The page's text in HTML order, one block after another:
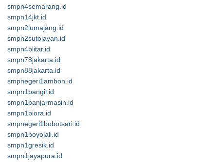
smpn4semarang.id
smpn14jkt.id
smpn2lumajang.id
smpn2sutojayan.id
smpn4blitar.id
smpn78jakarta.id
smpn88jakarta.id
smpnegeri1ambon.id
smpn1bangil.id
smpn1banjarmasin.id
smpn1biora.id
smpnegeri1bobotsari.id
smpn1boyolali.id
smpn1gresik.id
smpn1jayapura.id